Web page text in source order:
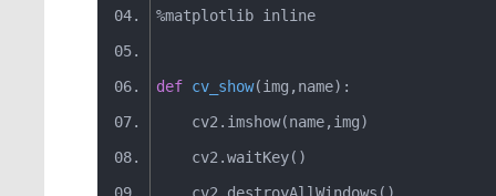
%matplotlib inline
def cv_show(img , name) :
    cv2
. imshow(name, img)
    cv2
.waitKey()